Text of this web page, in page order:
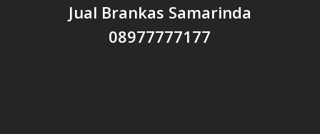
Jual Brankas Samarinda
08977777177